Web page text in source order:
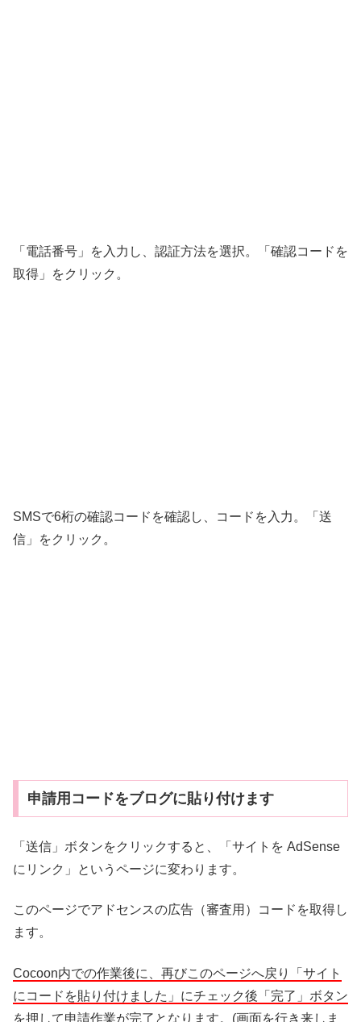
「電話番号」を入力し、認証方法を選択。「確認コードを
取得」をクリック。
SMSで6桁の確認コードを確認し、コードを入力。「送
信」をクリック。
申請用コードをブログに貼り付けます
「送信」ボタンをクリックすると、「サイトを AdSense
にリンク」というページに変わります。
このページでアドセンスの広告（審査用）コードを取得し
ます。
Cocoon内での作業後に、再びこのページへ戻り「サイト
にコードを貼り付けました」にチェック後「完了」ボタン
を押して申請作業が完了となります。(画面を行き来しま